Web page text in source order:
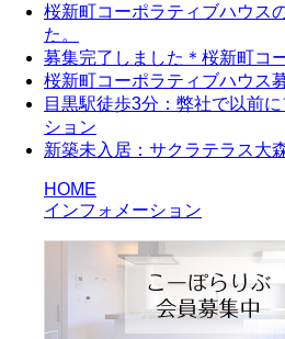
桜新町コーポラティブハウス
た。
募集完了しました＊桜新町コ
桜新町コーポラティブハウス
目黒駅徒歩3分：弊社で以前
ション
新築未入居：サクラテラス大
HOME
インフォメーション